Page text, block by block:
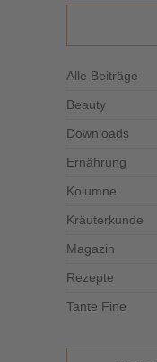
Alle Beiträge
Beauty
Downloads
Ernährung
Kolumne
Kräuterkunde
Magazin
Rezepte
Tante Fine